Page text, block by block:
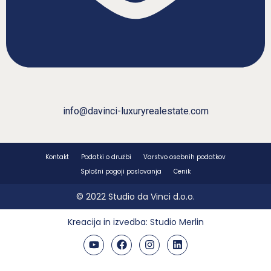
info@davinci-luxuryrealestate.com
Kontakt Podatki o družbi
Varstvo osebnih podatkov
Splošni pogoji poslovanja
Cenik
© 2022 Studio da Vinci d.o.o.
Kreacija in izvedba: Studio Merlin